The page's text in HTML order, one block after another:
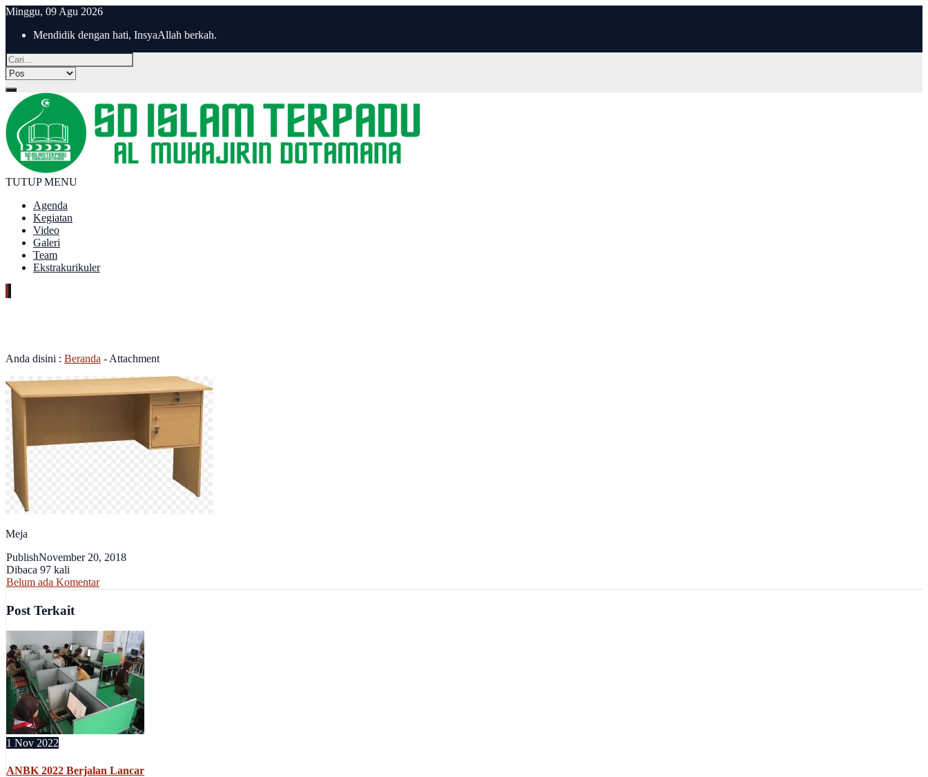
Minggu, 09 Agu 2026
Mendidik dengan hati, InsyaAllah berkah.
TUTUP MENU
Agenda
Kegiatan
Video
Galeri
Team
Ekstrakurikuler
Anda disini : Beranda - Attachment
Meja
PublishNovember 20, 2018
Dibaca 97 kali
Belum ada Komentar
Post Terkait
1 Nov 2022
ANBK 2022 Berjalan Lancar